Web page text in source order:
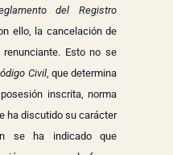
del Registro
ello, la cancelación de
Esto no se
Civil, que determina
inscrita, norma
ha discutido su carácter
se ha indicado que